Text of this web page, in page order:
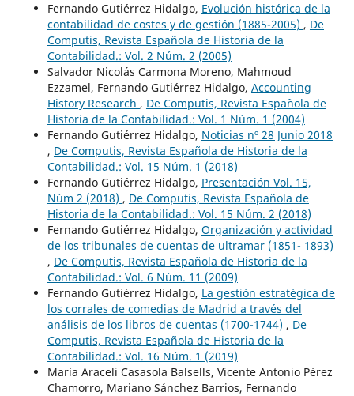
Fernando Gutiérrez Hidalgo, Evolución histórica de la
contabilidad de costes y de gestión (1885-2005) , De
Computis, Revista Española de Historia de la
Contabilidad.: Vol. 2 Núm. 2 (2005)
Salvador Nicolás Carmona Moreno, Mahmoud
Ezzamel, Fernando Gutiérrez Hidalgo, Accounting
History Research , De Computis, Revista Española de
Historia de la Contabilidad.: Vol. 1 Núm. 1 (2004)
Fernando Gutiérrez Hidalgo, Noticias nº 28 Junio 2018
, De Computis, Revista Española de Historia de la
Contabilidad.: Vol. 15 Núm. 1 (2018)
Fernando Gutiérrez Hidalgo, Presentación Vol. 15,
Núm 2 (2018) , De Computis, Revista Española de
Historia de la Contabilidad.: Vol. 15 Núm. 2 (2018)
Fernando Gutiérrez Hidalgo, Organización y actividad
de los tribunales de cuentas de ultramar (1851- 1893)
, De Computis, Revista Española de Historia de la
Contabilidad.: Vol. 6 Núm. 11 (2009)
Fernando Gutiérrez Hidalgo, La gestión estratégica de
los corrales de comedias de Madrid a través del
análisis de los libros de cuentas (1700-1744) , De
Computis, Revista Española de Historia de la
Contabilidad.: Vol. 16 Núm. 1 (2019)
María Araceli Casasola Balsells, Vicente Antonio Pérez
Chamorro, Mariano Sánchez Barrios, Fernando